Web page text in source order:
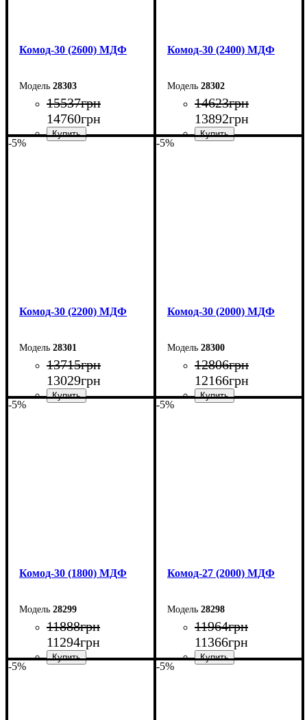
Комод-30 (2600) МДФ
28303
15537грн
14760грн
Комод-30 (2400) МДФ
28302
14623грн
13892грн
-5%
Комод-30 (2200) МДФ
28301
13715грн
13029грн
-5%
Комод-30 (2000) МДФ
28300
12806грн
12166грн
-5%
Комод-30 (1800) МДФ
28299
11888грн
11294грн
-5%
Комод-27 (2000) МДФ
28298
11964грн
11366грн
-5% -5%